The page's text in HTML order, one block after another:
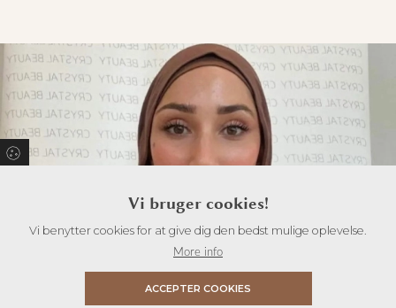
Vi bruger cookies!
Vi benytter cookies for at give dig den bedst mulige oplevelse.
More info
ACCEPTER COOKIES